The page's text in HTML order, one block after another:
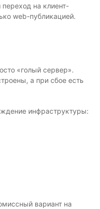
на клиент-
web-публикацией.
«голый сервер».
а при сбое есть
инфраструктуры:
вариант на